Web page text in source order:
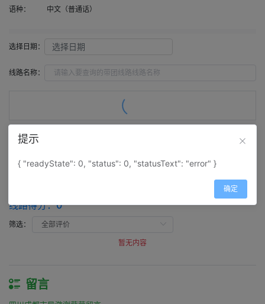
语种： 中文（普通话）
选择日期：
线路名称：
评价（0
评价
线路得分：0
筛选：
暂无内容
留言
提示
{ "readyState": 0, "status": 0, "statusText": "error" }
确定